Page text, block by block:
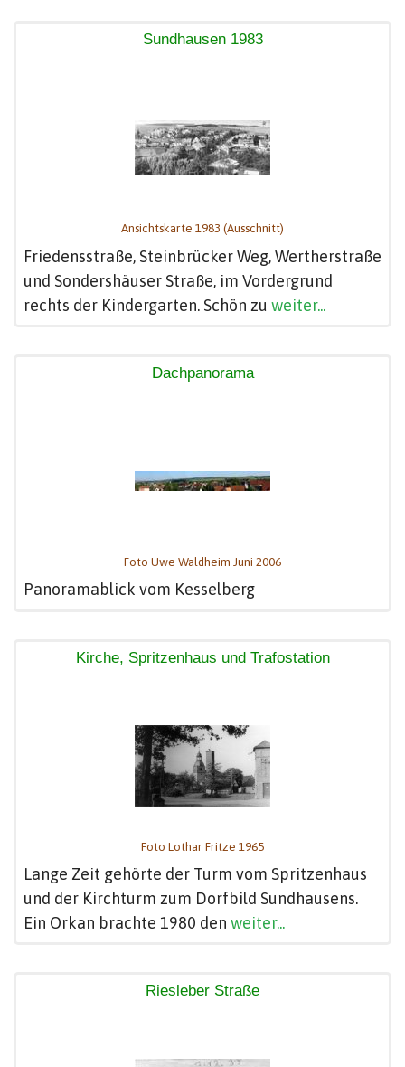
Sundhausen 1983
Ansichtskarte 1983 (Ausschnitt)
Friedensstraße, Steinbrücker Weg, Wertherstraße
und Sondershäuser Straße, im Vordergrund
rechts der Kindergarten. Schön zu weiter...
Dachpanorama
Foto Uwe Waldheim Juni 2006
Panoramablick vom Kesselberg
Kirche, Spritzenhaus und Trafostation
Foto Lothar Fritze 1965
Lange Zeit gehörte der Turm vom Spritzenhaus
und der Kirchturm zum Dorfbild Sundhausens.
Ein Orkan brachte 1980 den weiter...
Riesleber Straße